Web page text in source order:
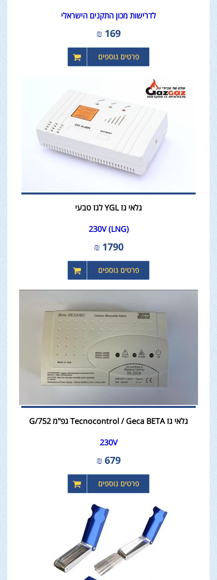
לדרישות מכון התקנים הישראלי
169
₪
גלאי גז YGL לגז טבעי
230V (LNG)
1790
₪
גלאי גז Tecnocontrol / Geca BETA גפ"מ 752/G
230V
679
₪